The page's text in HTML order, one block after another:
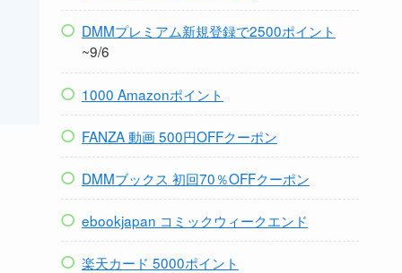
DMMプレミアム新規登録で2500ポイント
~9/6
1000 Amazonポイント
FANZA 動画 500円OFFクーポン
DMMブックス 初回70％OFFクーポン
ebookjapan コミックウィークエンド
楽天カード 5000ポイント